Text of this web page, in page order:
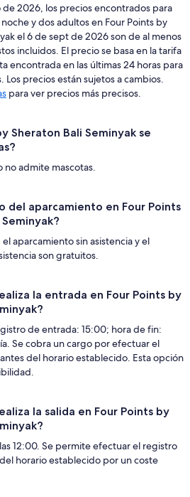
2026, los precios encontrados para
y dos adultos en Four Points by
el 6 de sept de 2026 son de al menos
incluidos. El precio se basa en la tarifa
encontrada en las últimas 24 horas para
Los precios están sujetos a cambios.
para ver precios más precisos.
Sheraton Bali Seminyak se
no admite mascotas.
del aparcamiento en Four Points
aparcamiento sin asistencia y el
son gratuitos.
la entrada en Four Points by
de entrada: 15:00; hora de fin:
Se cobra un cargo por efectuar el
del horario establecido. Esta opción
la salida en Four Points by
las 12:00. Se permite efectuar el registro
horario establecido por un coste